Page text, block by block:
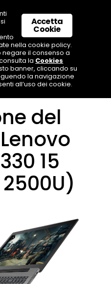
del
15
Accetta
Cookie
nella cookie policy.
negare il consenso a
la Cookies
banner, cliccando su
la navigazione
all’uso dei cookie.